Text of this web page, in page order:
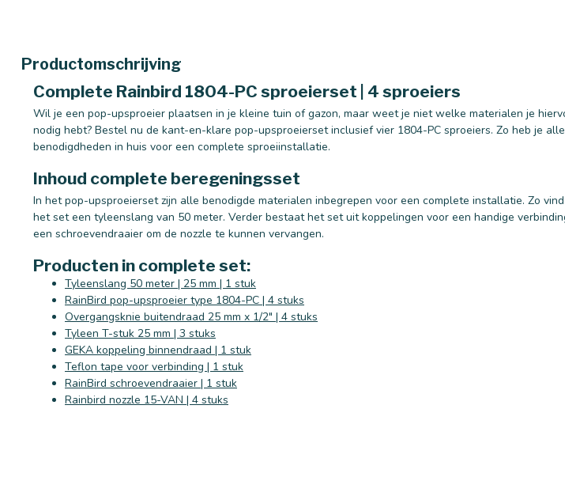
Productomschrijving
Complete Rainbird 1804-PC sproeierset | 4 sproeiers
Wil je een pop-upsproeier plaatsen in je kleine tuin of gazon, maar weet je niet welke materialen je
nodig hebt? Bestel nu de kant-en-klare pop-upsproeierset inclusief vier 1804-PC sproeiers. Zo heb je alle
benodigdheden in huis voor een complete sproeiinstallatie.
Inhoud complete beregeningsset
In het pop-upsproeierset zijn alle benodigde materialen inbegrepen voor een complete installatie. Zo
het set een tyleenslang van 50 meter. Verder bestaat het set uit koppelingen voor een handige
een schroevendraaier om de nozzle te kunnen vervangen.
Producten in complete set:
Tyleenslang 50 meter | 25 mm | 1 stuk
RainBird pop-upsproeier type 1804-PC | 4 stuks
Overgangsknie buitendraad 25 mm x 1/2" | 4 stuks
Tyleen T-stuk 25 mm | 3 stuks
GEKA koppeling binnendraad | 1 stuk
Teflon tape voor verbinding | 1 stuk
RainBird schroevendraaier | 1 stuk
Rainbird nozzle 15-VAN | 4 stuks